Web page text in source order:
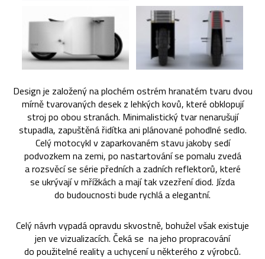
Design je založený na plochém ostrém hranatém tvaru dvou
mírně tvarovaných desek z lehkých kovů, které obklopují
stroj po obou stranách. Minimalistický tvar nenarušují
stupadla, zapuštěná řidítka ani plánované pohodlné sedlo.
Celý motocykl v zaparkovaném stavu jakoby sedí
podvozkem na zemi, po nastartování se pomalu zvedá
a rozsvěcí se série předních a zadních reflektorů, které
se ukrývají v mřížkách a mají tak vzezření diod. Jízda
do budoucnosti bude rychlá a elegantní.
Celý návrh vypadá opravdu skvostně, bohužel však existuje
jen ve vizualizacích. Čeká se na jeho propracování
do použitelné reality a uchycení u některého z výrobců.